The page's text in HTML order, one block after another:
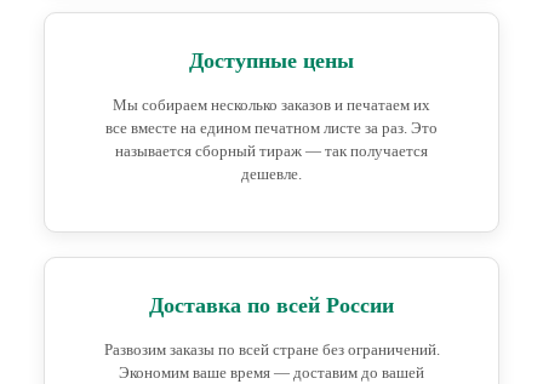
Доступные цены
Мы собираем несколько заказов и печатаем их
все вместе на едином печатном листе за раз. Это
называется сборный тираж — так получается
дешевле.
Доставка по всей России
Развозим заказы по всей стране без ограничений.
Экономим ваше время — доставим до вашей